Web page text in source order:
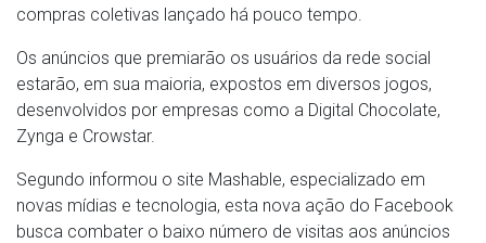
compras coletivas lançado há pouco tempo.
Os anúncios que premiarão os usuários da rede social
estarão, em sua maioria, expostos em diversos jogos,
desenvolvidos por empresas como a Digital Chocolate,
Zynga e Crowstar.
Segundo informou o site Mashable, especializado em
novas mídias e tecnologia, esta nova ação do Facebook
busca combater o baixo número de visitas aos anúncios